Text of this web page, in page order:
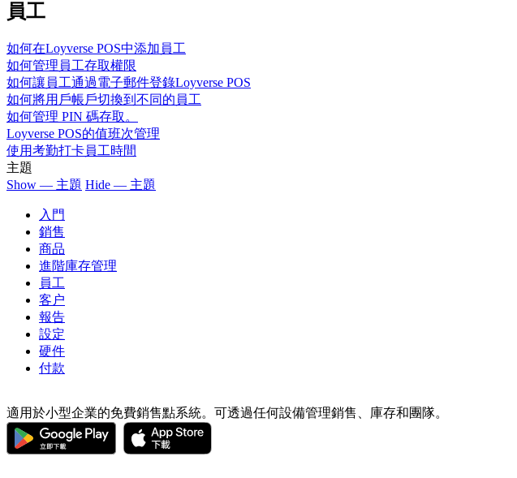
員工
如何在Loyverse POS中添加員工
如何管理員工存取權限
如何讓員工通過電子郵件登錄Loyverse POS
如何將用戶帳戶切換到不同的員工
如何管理 PIN 碼存取。
Loyverse POS的值班次管理
使用考勤打卡員工時間
主題
Show — 主題 Hide — 主題
入門
銷售
商品
進階庫存管理
員工
客户
報告
設定
硬件
付款
適用於小型企業的免費銷售點系統。可透過任何設備管理銷售、庫存和團隊。